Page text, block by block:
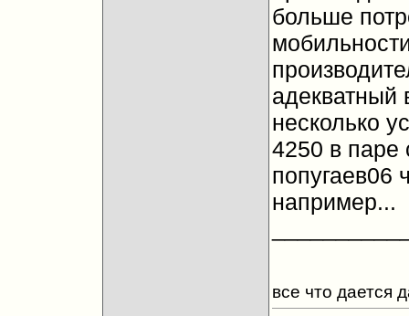
больше
адекватный
несколько
4250 в паре
попугаев06
например...
все что дается